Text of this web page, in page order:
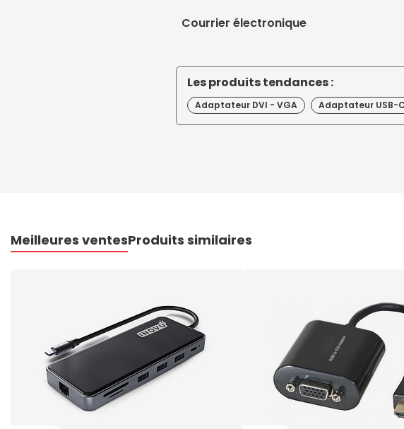
Courrier électronique
Les produits tendances :
Adaptateur DVI - VGA Adaptateur USB-
Meilleures ventesProduits similaires